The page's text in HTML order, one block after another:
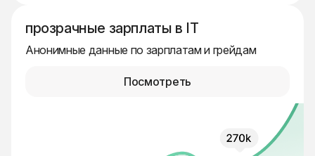
прозрачные зарплаты в IT
Анонимные данные по зарплатам и грейдам
Посмотреть